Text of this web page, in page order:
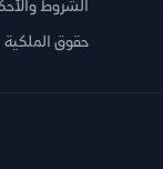
الشروط
حقوق الملكية